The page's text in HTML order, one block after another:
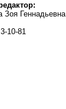
Зоя Геннадьевна
3-10-81